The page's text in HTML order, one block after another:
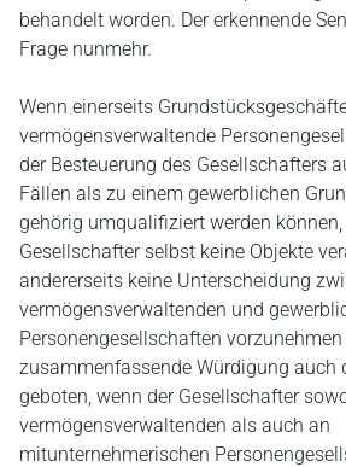
behandelt worden. Der erkennende
Frage nunmehr.
Wenn einerseits
vermögensverwaltende
der Besteuerung des Gesellschafters
Fällen als zu einem gewerblichen
gehörig umqualifiziert werden
Gesellschafter selbst keine Objekte
andererseits keine Unterscheidung
vermögensverwaltenden und
Personengesellschaften
zusammenfassende Würdigung auch
geboten, wenn der Gesellschafter
vermögensverwaltenden als auch an
mitunternehmerischen